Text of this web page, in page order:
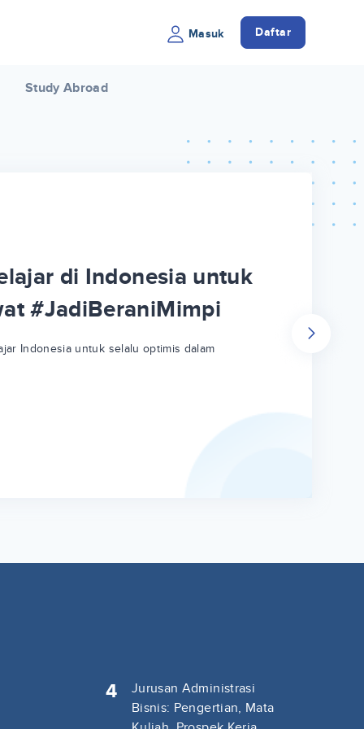
Masuk Daftar
Study Abroad
di Indonesia untuk
#JadiBeraniMimpi
Indonesia untuk selalu optimis dalam
4
Jurusan Administrasi
Bisnis: Pengertian, Mata